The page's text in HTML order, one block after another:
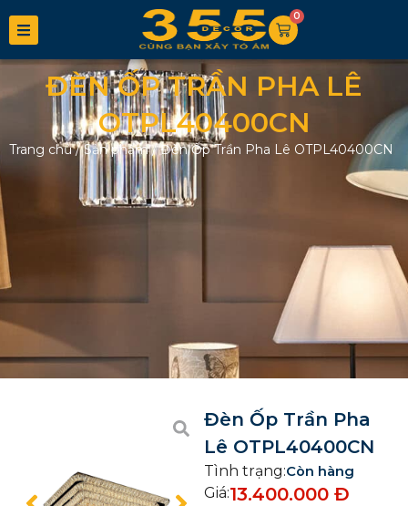
0
ĐÈN ỐP TRẦN PHA LÊ
OTPL40400CN
Trang chủ/Sản phẩm/Đèn Ốp Trần Pha Lê OTPL40400CN
Đèn Ốp Trần Pha
Lê OTPL40400CN
Tình trạng:Còn hàng
Giá:13.400.000 Đ